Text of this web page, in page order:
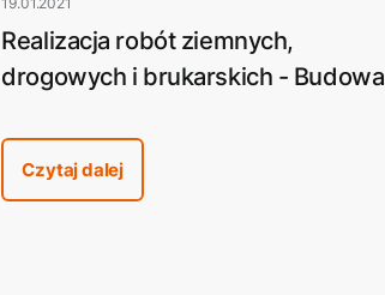
Realizacja robót ziemnych,
drogowych i brukarskich - Budowa
Praktiker (obecnie Leroy Merlin) w
Pile
Czytaj dalej